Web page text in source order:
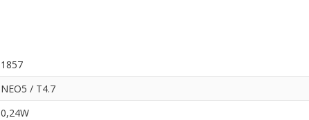
1857
NEO5 / T4.7
0,24W